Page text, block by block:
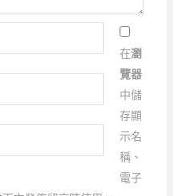
在瀏
覽器
中儲
存顯
示名
稱、
電子